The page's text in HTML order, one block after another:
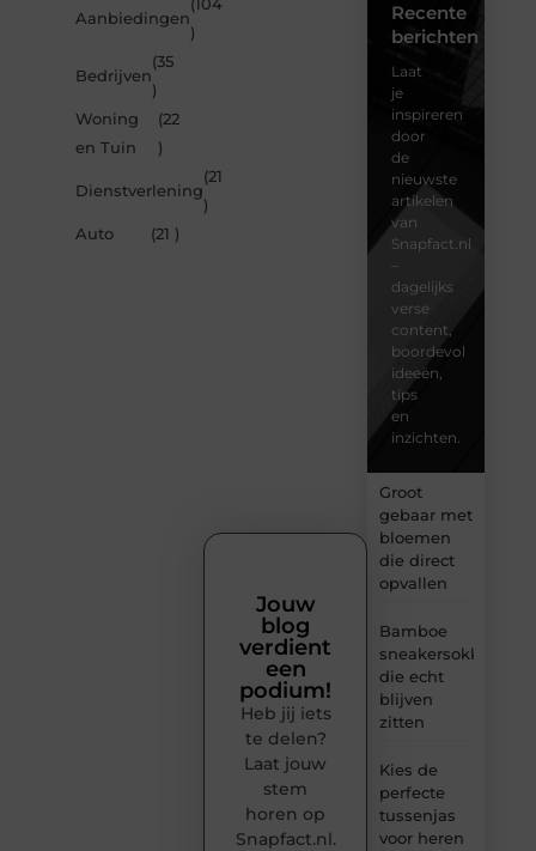
Aanbiedingen
(104
)
Bedrijven
(35
)
Woning
en Tuin
(22
)
Dienstverlening
(21
)
Auto
(21 )
Recente
berichten
Laat
je
inspireren
door
de
nieuwste
artikelen
van
Snapfact.nl
–
dagelijks
verse
content,
boordevol
ideeën,
tips
en
inzichten.
Groot
gebaar met
bloemen
die direct
opvallen
Bamboe
sneakersokken
die echt
blijven
zitten
Kies de
perfecte
tussenjas
voor heren
Jouw
blog
verdient
een
podium!
Heb jij iets
te delen?
Laat jouw
stem
horen op
Snapfact.nl.